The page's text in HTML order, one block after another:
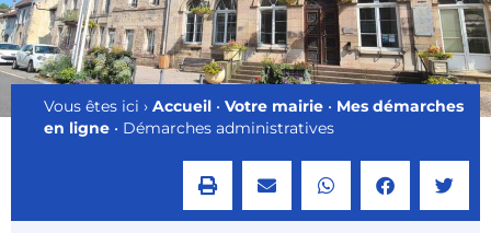
Vous êtes ici › Accueil • Votre mairie • Mes démarches
en ligne • Démarches administratives